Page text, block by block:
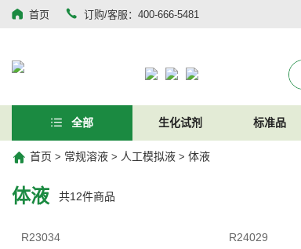
首页 订购/客服：400-666-5481
全部 生化试剂 标准品
首页 > 常规溶液 > 人工模拟液 > 体液
体液 共12件商品
R23034
R24029